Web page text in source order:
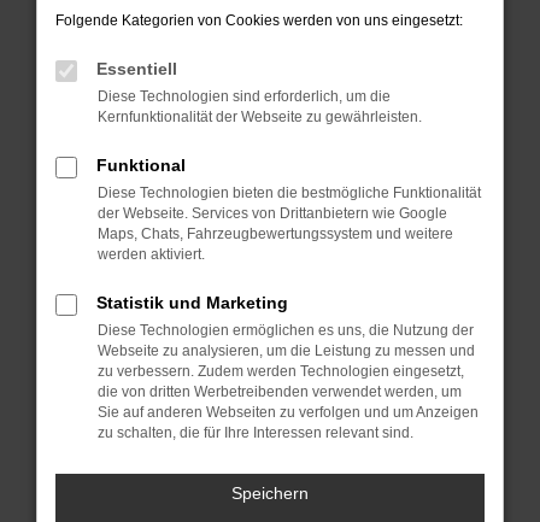
Überprüfe deine Firewall und deine
Laden andere Webseiten, zum Beispiel deine
Suchmaschine?
Prüfe deine Browsererweiterungen.
Manche Erweiterungen, wie Werbeblocker,
können das Laden bestimmter Seiten
verhindern. Funktioniert die Seite in einem
anderen Browser oder in einem privaten
Fenster?
Starte dein Gerät neu.
Das kann manchmal helfen, vorübergehende
Probleme zu beheben.
Stelle sicher, dass dein Browser und dein
Betriebssystem auf dem neuesten Stand
sind.
Sicherheitsrisiko, sondern kann auch dazu
Folgende Kategorien von Cookies werden von uns eingesetzt:
Essentiell
Diese Technologien sind erforderlich, um die
Kernfunktionalität der Webseite zu gewährleisten.
Funktional
Diese Technologien bieten die bestmögliche Funktionalität
der Webseite. Services von Drittanbietern wie Google
Maps, Chats, Fahrzeugbewertungssystem und weitere
werden aktiviert.
Statistik und Marketing
Diese Technologien ermöglichen es uns, die Nutzung der
Webseite zu analysieren, um die Leistung zu messen und
zu verbessern. Zudem werden Technologien eingesetzt,
die von dritten Werbetreibenden verwendet werden, um
Sie auf anderen Webseiten zu verfolgen und um Anzeigen
zu schalten, die für Ihre Interessen relevant sind.
Speichern